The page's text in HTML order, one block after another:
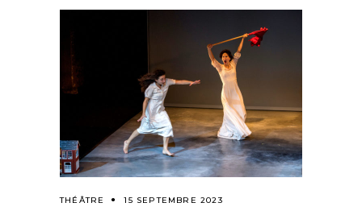
THÉÂTRE 15 SEPTEMBRE 2023